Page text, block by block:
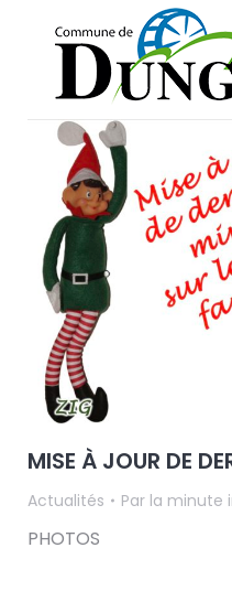
MISE À JOUR DE
Actualités Par la minute
PHOTOS